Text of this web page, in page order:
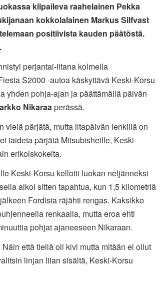
kilpaileva raahelainen Pekka
kokkolalainen Markus Silfvast
positiivista kauden päätöstä.
perjantai-iltana kolmella
S2000 -autoa käskyttävä Keski-Korsu
yhden pohja-ajan ja päättämällä päivän
Nikaraaperässä.
vielä pärjätä, mutta iltapäivän lenkillä on
taideta pärjätä Mitsubisheille, Keski-
erikoiskokeita.
Keski-Korsu kellotti luokan neljänneksi
alkoi sitten tapahtua, kun 1,5 kilometriä
Fordista räjähti rengas. Kaksikko
renkaalla, mutta eroa ehti
pohjat ajaneeseen Nikaraan.
että tiellä oli kivi mutta mitään ei ollut
linjan liian sisältä, Keski-Korsu